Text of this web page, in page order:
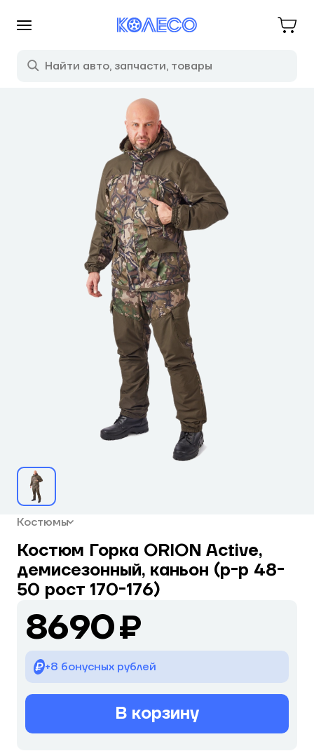
Костюмы
Костюм Горка ORION Active,
демисезонный, каньон (р-р 48-
50 рост 170-176)
8690 ₽
+8 бонусных рублей
В корзину